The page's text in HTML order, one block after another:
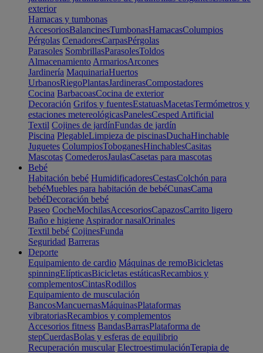
exterior
Hamacas y tumbonas
AccesoriosBalancinesTumbonasHamacasColumpios
Pérgolas CenadoresCarpasPérgolas
Parasoles SombrillasParasolesToldos
Almacenamiento ArmariosArcones
Jardinería MaquinariaHuertos
UrbanosRiegoPlantasJardinerasCompostadores
Cocina BarbacoasCocina de exterior
Decoración Grifos y fuentesEstatuasMacetasTermómetros y
estaciones metereológicasPanelesCesped Artificial
Textil Cojines de jardínFundas de jardín
Piscina PlegableLimpieza de piscinasDuchaHinchable
Juguetes ColumpiosToboganesHinchablesCasitas
Mascotas ComederosJaulasCasetas para mascotas
Bebé
Habitación bebé HumidificadoresCestasColchón para
bebéMuebles para habitación de bebéCunasCama
bebéDecoración bebé
Paseo CocheMochilasAccesoriosCapazosCarrito ligero
Baño e higiene Aspirador nasalOrinales
Textil bebé CojinesFunda
Seguridad Barreras
Deporte
Equipamiento de cardio Máquinas de remoBicicletas
spinningElípticasBicicletas estáticasRecambios y
complementosCintasRodillos
Equipamiento de musculación
BancosMancuernasMáquinasPlataformas
vibratoriasRecambios y complementos
Accesorios fitness BandasBarrasPlataforma de
stepCuerdasBolas y esferas de equilibrio
Recuperación muscular ElectroestimulaciónTerapia de